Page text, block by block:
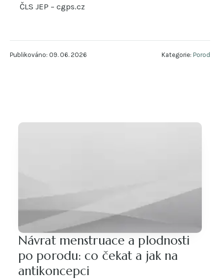
ČLS JEP – cgps.cz
Publikováno: 09. 06. 2026 Kategorie: Porod
Návrat menstruace a plodnosti
po porodu: co čekat a jak na
antikoncepci